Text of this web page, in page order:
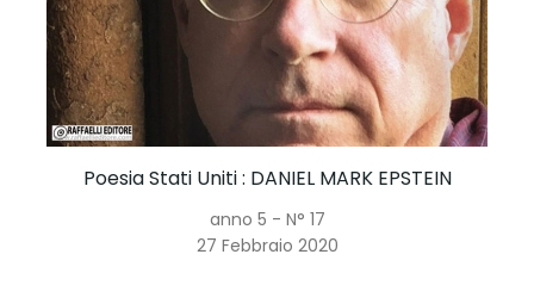
Poesia Stati Uniti: DANIEL MARK EPSTEIN
anno 5 - N° 17
27 Febbraio 2020